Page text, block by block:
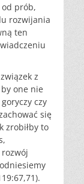
prób,
rozwijania
ten
z
one nie
czy
się
zrobiłby to